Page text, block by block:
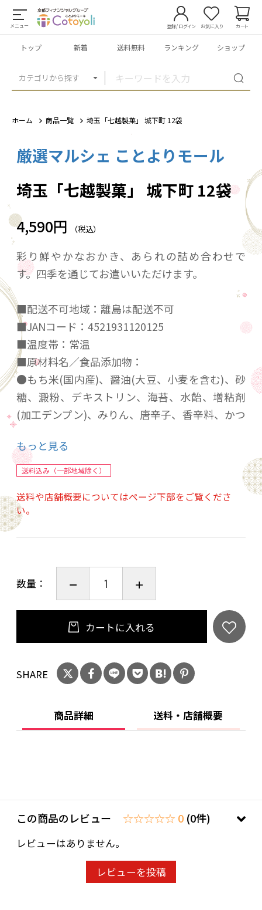
メニュー
カテゴリから探す
登録/ログイン お気に入り カート
トップ 新着 送料無料 ランキング ショップ
ホーム 商品一覧 埼玉「七越製菓」 城下町 12袋
厳選マルシェ ことよりモール
埼玉「七越製菓」 城下町 12袋
4,590円 （税込）
彩り鮮やかなおかき、あられの詰め合わせで
す。四季を通じてお遣いいただけます。
■配送不可地域：離島は配送不可
■JANコード：4521931120125
■温度帯：常温
■原材料名／食品添加物：
●もち米(国内産)、醤油(大豆、小麦を含む)、砂
糖、澱粉、デキストリン、海苔、水飴、増粘剤
(加工デンプン)、みりん、唐辛子、香辛料、かつ
等)、乳化剤、卵白、着色料(カラメル、パプリ
カ、紅麹、クチナシ)、香辛料抽出物
■保存方法：直射日光、高温多湿をお避け下さ
い
■賞味期限：製造日より360日
餅、小桜、大江戸巻、ふっくら白柿、磯垣しょ
うゆ 各1袋）
■サイズ(mm)：345×325×80
もっと見る
送料込み（一部地域除く）
送料や店舗概要についてはページ下部をご覧くださ
い。
数量：
カートに入れる
SHARE
商品詳細 送料・店舗概要
この商品のレビュー ☆☆☆☆☆ 0 (0件)
レビューはありません。
レビューを投稿